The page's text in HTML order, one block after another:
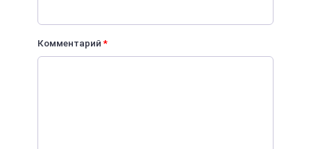
Комментарий*